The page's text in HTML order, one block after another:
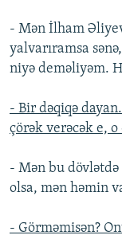
- Mən İlham
yalvarıramsa
niyə deməliyəm.
- Bir dəqiqə
çörək verəcək e, o
- Mən bu
olsa, mən həmin
- Görməmisən?